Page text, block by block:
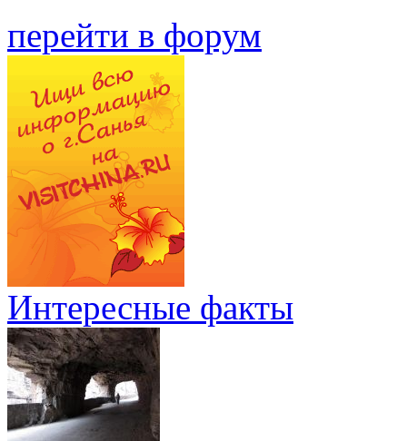
перейти в форум
Интересные факты